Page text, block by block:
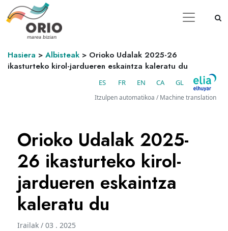
Hasiera > Albisteak > Orioko Udalak 2025-26
ikasturteko kirol-jardueren eskaintza kaleratu du
ES FR EN CA GL
Itzulpen automatikoa / Machine translation
Orioko Udalak 2025-
26 ikasturteko kirol-
jardueren eskaintza
kaleratu du
Irailak / 03 . 2025